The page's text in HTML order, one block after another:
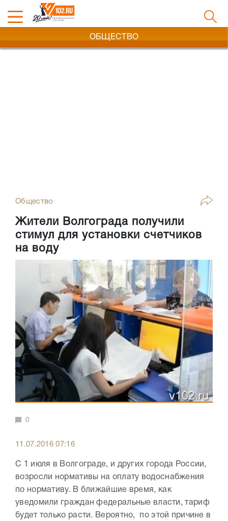
ОБЩЕСТВО
Общество
Жители Волгограда получили
стимул для установки счетчиков
на воду
0
11.07.2016 07:16
С 1 июля в Волгограде, и других города России,
возросли нормативы на оплату водоснабжения
по нормативу. В ближайшие время, как
уведомили граждан федеральные власти, тариф
будет только расти. Вероятно, по этой причине в